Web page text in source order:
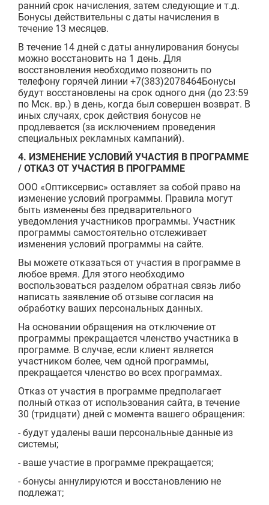
ранний срок начисления, затем следующие и т.д.
Бонусы действительны с даты начисления в
течение 13 м­­­есяцев.
В течение 14 дней с даты аннулирования бонусы
можно восстановить на 1 день. Для
восстановления необходимо позвонить по
телефону горячей линии +7(383)2078464Бонусы
будут восстановлены на срок одного дня (до 23:59
по Мск. вр.) в день, когда был совершен возврат. В
иных случаях, срок действия бонусов не
продлевается (за исключением проведения
специальных рекламных кампаний).
4. ИЗМЕНЕНИЕ УСЛОВИЙ УЧАСТИЯ В ПРОГРАММЕ
/ ОТКАЗ ОТ УЧАСТИЯ В ПРОГРАММЕ
ООО «Оптиксервис» оставляет за собой право на
изменение условий программы. Правила могут
быть изменены без предварительного
уведомления участников программы. Участник
программы самостоятельно отслеживает
изменения условий программы на сайте.
Вы можете отказаться от участия в программе в
любое время. Для этого необходимо
воспользоваться разделом обратная связь либо
написать заявление об отзыве согласия на
обработку ваших персональных данных.
На основании обращения на отключение от
программы прекращается членство участника в
программе. В случае, если клиент является
участником более, чем одной программы,
прекращается членство во всех программах.
Отказ от участия в программе предполагает
полный отказ от использования сайта, в течение
30 (тридцати) дней с момента вашего обращения:
- будут удалены ваши персональные данные из
системы;
- ваше участие в программе прекращается;
- бонусы аннулируются и восстановлению не
подлежат;